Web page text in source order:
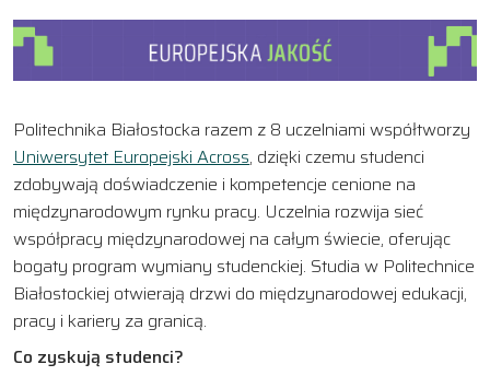
Politechnika Białostocka razem z 8 uczelniami współtworzy
Uniwersytet Europejski Across, dzięki czemu studenci
zdobywają doświadczenie i kompetencje cenione na
międzynarodowym rynku pracy. Uczelnia rozwija sieć
współpracy międzynarodowej na całym świecie, oferując
bogaty program wymiany studenckiej. Studia w Politechnice
Białostockiej otwierają drzwi do międzynarodowej edukacji,
pracy i kariery za granicą.
Co zyskują studenci?